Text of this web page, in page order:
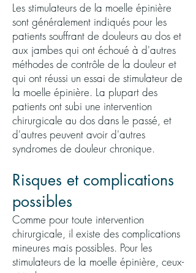
Les stimulateurs de la moelle épinière
sont généralement indiqués pour les
patients souffrant de douleurs au dos et
aux jambes qui ont échoué à d'autres
méthodes de contrôle de la douleur et
qui ont réussi un essai de stimulateur de
la moelle épinière. La plupart des
patients ont subi une intervention
chirurgicale au dos dans le passé, et
d'autres peuvent avoir d'autres
syndromes de douleur chronique.
Risques et complications
possibles
Comme pour toute intervention
chirurgicale, il existe des complications
mineures mais possibles. Pour les
stimulateurs de la moelle épinière, ceux-